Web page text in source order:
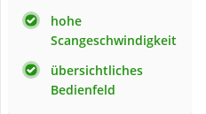
hohe
Scangeschwindigkeit
übersichtliches
Bedienfeld